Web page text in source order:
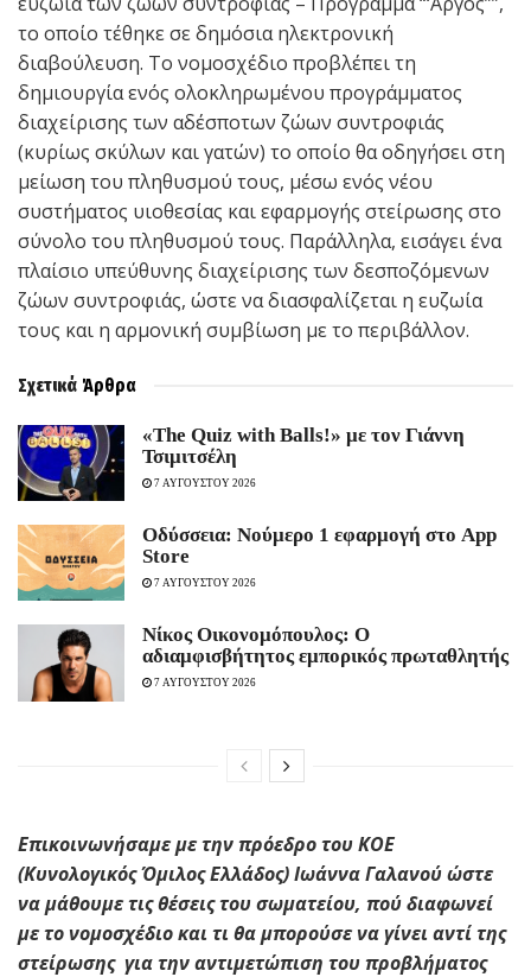
το οποίο τέθηκε σε δημόσια ηλεκτρονική
διαβούλευση. Το νομοσχέδιο προβλέπει τη
δημιουργία ενός ολοκληρωμένου προγράμματος
διαχείρισης των αδέσποτων ζώων συντροφιάς
(κυρίως σκύλων και γατών) το οποίο θα οδηγήσει στη
μείωση του πληθυσμού τους, μέσω ενός νέου
συστήματος υιοθεσίας και εφαρμογής στείρωσης στο
σύνολο του πληθυσμού τους. Παράλληλα, εισάγει ένα
πλαίσιο υπεύθυνης διαχείρισης των δεσποζόμενων
ζώων συντροφιάς, ώστε να διασφαλίζεται η ευζωία
τους και η αρμονική συμβίωση με το περιβάλλον.
Σχετικά Άρθρα
«The Quiz with Balls!» με τον Γιάννη
Τσιμιτσέλη
7 ΑΥΓΟΥΣΤΟΥ 2026
Οδύσσεια: Νούμερο 1 εφαρμογή στο App
Store
7 ΑΥΓΟΥΣΤΟΥ 2026
Νίκος Οικονομόπουλος: Ο
αδιαμφισβήτητος εμπορικός πρωταθλητής
7 ΑΥΓΟΥΣΤΟΥ 2026
Επικοινωνήσαμε με την πρόεδρο του ΚΟΕ
(Κυνολογικός Όμιλος Ελλάδος) Ιωάννα Γαλανού ώστε
να μάθουμε τις θέσεις του σωματείου, πού διαφωνεί
με το νομοσχέδιο και τι θα μπορούσε να γίνει αντί της
στείρωσης για την αντιμετώπιση του προβλήματος